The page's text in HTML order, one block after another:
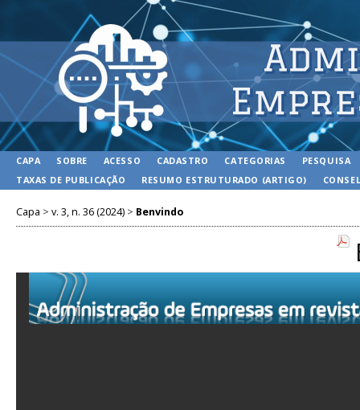
CAPA SOBRE ACESSO CADASTRO CATEGORIAS
PESQUISA
TAXAS DE PUBLICAÇÃO
RESUMO ESTRUTURADO (ARTIGO)
Capa > v. 3, n. 36 (2024) > Benvindo